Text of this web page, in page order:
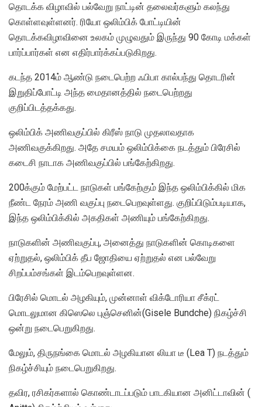
தொடக்க விழாவில் பல்வேறு நாட்டின் தலைவர்களும் கலந்து
கொள்ளவுள்ளனர். ரியோ ஒலிம்பிக் போட்டியின்
தொடக்கவிழாவினை உலகம் முழுவதும் இருந்து 90 கோடி மக்கள்
பார்ப்பார்கள் என எதிர்பார்க்கப்படுகிறது.
கடந்த 2014ம் ஆண்டு நடைபெற்ற ஃபிபா கால்பந்து தொடரின்
இறுதிப்போட்டி அந்த மைதானத்தில் நடைபெற்றது
குறிப்பிடத்தக்கது.
ஒலிம்பிக் அணிவகுப்பில் கிரீஸ் நாடு முதலாவதாக
அணிவகுக்கிறது. அதே சமயம் ஒலிம்பிக்கை நடத்தும் பிரேசில்
கடைசி நாடாக அணிவகுப்பில் பங்கேற்கிறது.
200க்கும் மேற்பட்ட நாடுகள் பங்கேற்கும் இந்த ஒலிம்பிக்கில் மிக
நீண்ட நேரம் அணி வகுப்பு நடைபெறவுள்ளது. குறிப்பிடும்படியாக,
இந்த ஒலிம்பிக்கில் அகதிகள் அணியும் பங்கேற்கிறது.
நாடுகளின் அணிவகுப்பு, அனைத்து நாடுகளின் கொடிகளை
ஏற்றுதல், ஒலிம்பிக் தீப ஜோதியை ஏற்றுதல் என பல்வேறு
சிறப்பம்சங்கள் இடம்பெறவுள்ளன.
பிரேசில் மொடல் அழகியும், முன்னாள் விக்டோரியா சீக்ரட்
மொடலுமான கிஸெலெ புஞ்செனின்(Gisele Bundche) நிகழ்ச்சி
ஒன்று நடைபெறுகிறது.
மேலும், திருநங்கை மொடல் அழகியான லியா டீ (Lea T) நடத்தும்
நிகழ்ச்சியும் நடைபெறுகிறது.
தவிர, ரசிகர்களால் கொண்டாடப்படும் பாடகியான அனிட்டாவின் (